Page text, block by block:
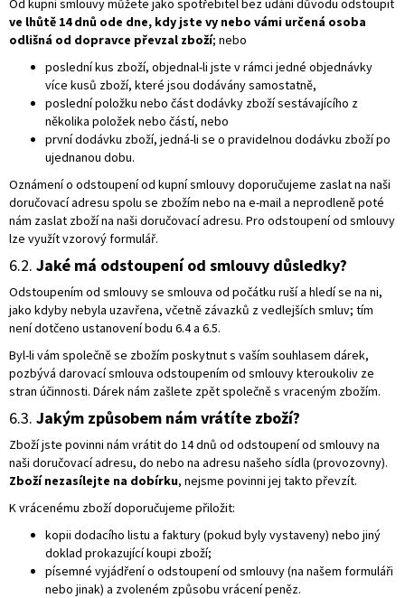
Od kupní smlouvy můžete jako spotřebitel bez udání důvodu odstoupit
ve lhůtě 14 dnů ode dne, kdy jste vy nebo vámi určená osoba
odlišná od dopravce převzal zboží; nebo
poslední kus zboží, objednal-li jste v rámci jedné objednávky
více kusů zboží, které jsou dodávány samostatně,
poslední položku nebo část dodávky zboží sestávajícího z
několika položek nebo částí, nebo
první dodávku zboží, jedná-li se o pravidelnou dodávku zboží po
ujednanou dobu.
Oznámení o odstoupení od kupní smlouvy doporučujeme zaslat na naši
doručovací adresu spolu se zbožím nebo na e-mail a neprodleně poté
nám zaslat zboží na naši doručovací adresu. Pro odstoupení od smlouvy
lze využít vzorový formulář.
6.2. Jaké má odstoupení od smlouvy důsledky?
Odstoupením od smlouvy se smlouva od počátku ruší a hledí se na ni,
jako kdyby nebyla uzavřena, včetně závazků z vedlejších smluv; tím
není dotčeno ustanovení bodu 6.4 a 6.5.
Byl-li vám společně se zbožím poskytnut s vaším souhlasem dárek,
pozbývá darovací smlouva odstoupením od smlouvy kteroukoliv ze
stran účinnosti. Dárek nám zašlete zpět společně s vraceným zbožím.
6.3. Jakým způsobem nám vrátíte zboží?
Zboží jste povinni nám vrátit do 14 dnů od odstoupení od smlouvy na
naši doručovací adresu, do nebo na adresu našeho sídla (provozovny).
Zboží nezasílejte na dobírku, nejsme povinni jej takto převzít.
K vrácenému zboží doporučujeme přiložit:
kopii dodacího listu a faktury (pokud byly vystaveny) nebo jiný
doklad prokazující koupi zboží;
písemné vyjádření o odstoupení od smlouvy (na našem formuláři
nebo jinak) a zvoleném způsobu vrácení peněz.